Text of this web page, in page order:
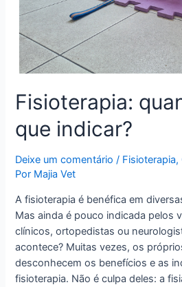
Fisioterapia:
que indicar?
Deixe um comentário / Fisioterapia,
Por Majia Vet
A fisioterapia é benéfica em
Mas ainda é pouco indicada pelos
clínicos, ortopedistas ou
acontece? Muitas vezes, os
desconhecem os benefícios e as
fisioterapia. Não é culpa deles: a